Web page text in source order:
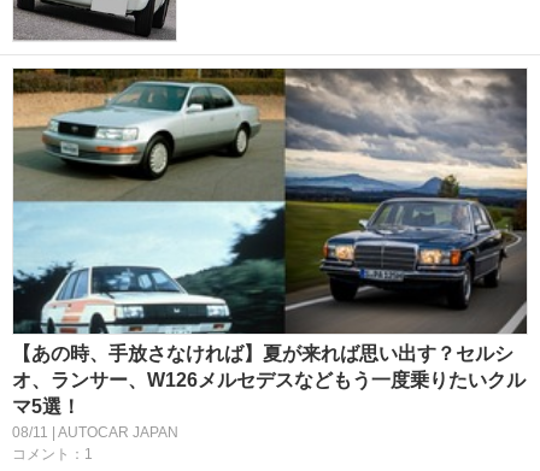
【あの時、手放さなければ】夏が来れば思い出す？セルシ
オ、ランサー、W126メルセデスなどもう一度乗りたいクル
マ5選！
08/11 | AUTOCAR JAPAN
コメント：1